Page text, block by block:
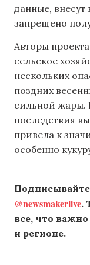
данные,
запрещено
Авторы
сельское
нескольких
поздних
сильной жары.
последствия
привела к
особенно
@newsmakerlive.
все, что
и регионе.